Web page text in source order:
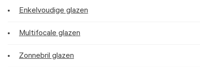
Enkelvoudige glazen
Multifocale glazen
Zonnebril glazen